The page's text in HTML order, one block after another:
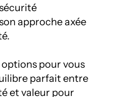
approche axée
pour vous
parfait entre
et valeur pour